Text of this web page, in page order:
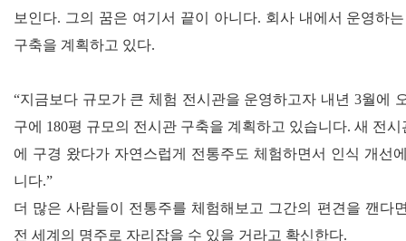
보인다. 그의 꿈은 여기서 끝이 아니다. 회사 내에서 운영하
구축을 계획하고 있다.
“지금보다 규모가 큰 체험 전시관을 운영하고자 내년 3월에
구에 180평 규모의 전시관 구축을 계획하고 있습니다. 새 전시
에 구경 왔다가 자연스럽게 전통주도 체험하면서 인식 개선
니다.”
더 많은 사람들이 전통주를 체험해보고 그간의 편견을 깬다
전 세계의 명주로 자리잡을 수 있을 거라고 확신한다.